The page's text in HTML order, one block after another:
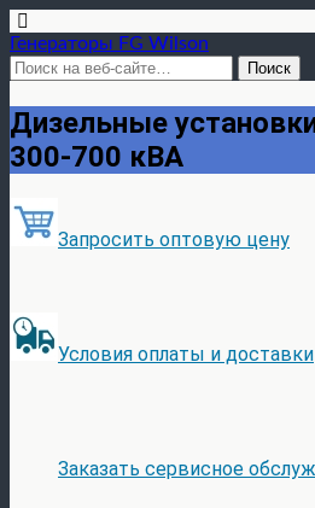
Генераторы FG Wilson
Дизельные
300-700 кВА
Запросить оптовую цену
Условия оплаты и доставки
Заказать сервисное